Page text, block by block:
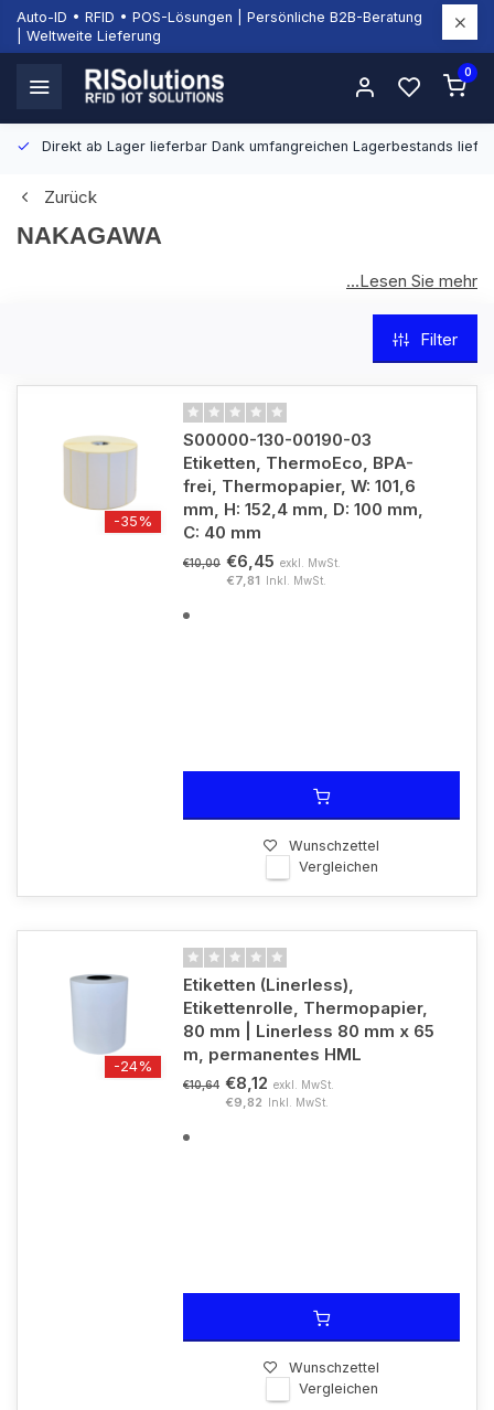
Auto-ID • RFID • POS-Lösungen | Persönliche B2B-Beratung
| Weltweite Lieferung
0
Direkt ab Lager lieferbar Dank umfangreichen Lagerbestands
Zurück
NAKAGAWA
Nakagawa entwickelt hochwertige Druckmedien und
Verbrauchsmaterialien für professionelle Druck- und
Etikettenanwendungen. Die Produkte bieten zuverlässige
Leistung und eine konstant hohe Druckqualität für Handel,
Logistik, Industrie und Gesundheitswesen. Entdecken Sie
Nakagawa bei RISolutions.
...Lesen Sie mehr
Filter
-35%
S00000-130-00190-03
Etiketten, ThermoEco, BPA-
frei, Thermopapier, W: 101,6
mm, H: 152,4 mm, D: 100 mm,
C: 40 mm
€10,00 €6,45 exkl. MwSt.
€7,81 Inkl. MwSt.
Wunschzettel
Vergleichen
-24%
Etiketten (Linerless),
Etikettenrolle, Thermopapier,
80 mm | Linerless 80 mm x 65
m, permanentes HML
€10,64 €8,12 exkl. MwSt.
€9,82 Inkl. MwSt.
Wunschzettel
Vergleichen